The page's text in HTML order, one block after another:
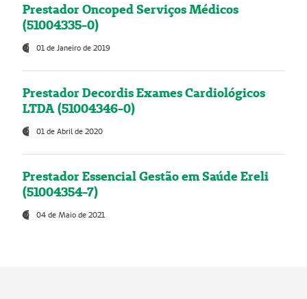
Prestador Oncoped Serviços Médicos
(51004335-0)
01 de Janeiro de 2019
Prestador Decordis Exames Cardiológicos
LTDA (51004346-0)
01 de Abril de 2020
Prestador Essencial Gestão em Saúde Ereli
(51004354-7)
04 de Maio de 2021